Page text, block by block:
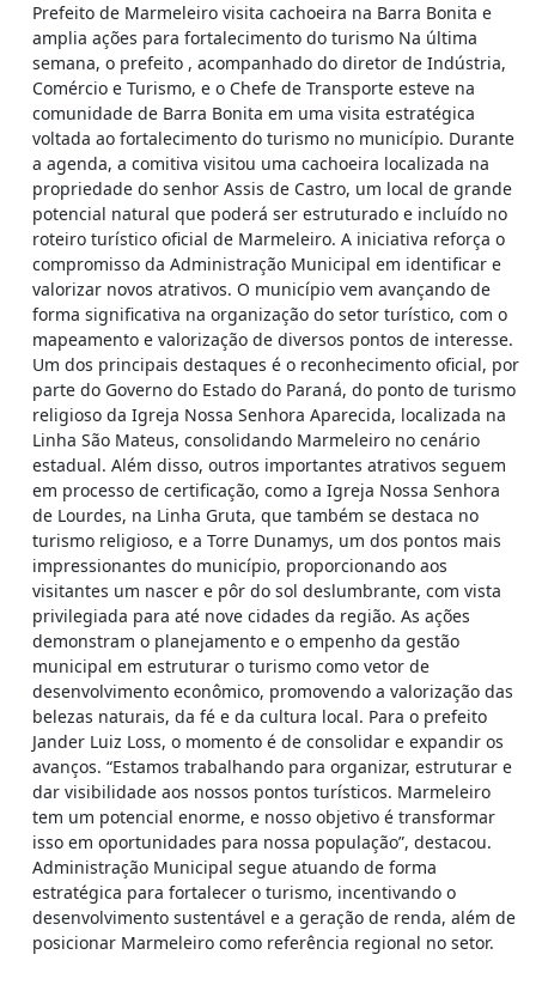
Prefeito de Marmeleiro visita cachoeira na Barra Bonita e
amplia ações para fortalecimento do turismo Na última
semana, o prefeito , acompanhado do diretor de Indústria,
Comércio e Turismo, e o Chefe de Transporte esteve na
comunidade de Barra Bonita em uma visita estratégica
voltada ao fortalecimento do turismo no município. Durante
a agenda, a comitiva visitou uma cachoeira localizada na
propriedade do senhor Assis de Castro, um local de grande
potencial natural que poderá ser estruturado e incluído no
roteiro turístico oficial de Marmeleiro. A iniciativa reforça o
compromisso da Administração Municipal em identificar e
valorizar novos atrativos. O município vem avançando de
forma significativa na organização do setor turístico, com o
mapeamento e valorização de diversos pontos de interesse.
Um dos principais destaques é o reconhecimento oficial, por
parte do Governo do Estado do Paraná, do ponto de turismo
religioso da Igreja Nossa Senhora Aparecida, localizada na
Linha São Mateus, consolidando Marmeleiro no cenário
estadual. Além disso, outros importantes atrativos seguem
em processo de certificação, como a Igreja Nossa Senhora
de Lourdes, na Linha Gruta, que também se destaca no
turismo religioso, e a Torre Dunamys, um dos pontos mais
impressionantes do município, proporcionando aos
visitantes um nascer e pôr do sol deslumbrante, com vista
privilegiada para até nove cidades da região. As ações
demonstram o planejamento e o empenho da gestão
municipal em estruturar o turismo como vetor de
desenvolvimento econômico, promovendo a valorização das
belezas naturais, da fé e da cultura local. Para o prefeito
Jander Luiz Loss, o momento é de consolidar e expandir os
avanços. “Estamos trabalhando para organizar, estruturar e
dar visibilidade aos nossos pontos turísticos. Marmeleiro
tem um potencial enorme, e nosso objetivo é transformar
isso em oportunidades para nossa população”, destacou.
Administração Municipal segue atuando de forma
estratégica para fortalecer o turismo, incentivando o
desenvolvimento sustentável e a geração de renda, além de
posicionar Marmeleiro como referência regional no setor.